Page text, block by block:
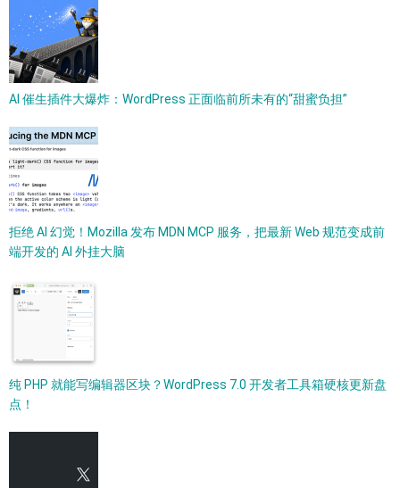
AI 催生插件大爆炸：WordPress 正面临前所未有的“甜蜜负担”
拒绝 AI 幻觉！Mozilla 发布 MDN MCP 服务，把最新 Web 规范变成前
端开发的 AI 外挂大脑
纯 PHP 就能写编辑器区块？WordPress 7.0 开发者工具箱硬核更新盘
点！